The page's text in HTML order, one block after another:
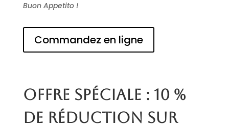
Buon Appetito !
Commandez en ligne
Offre spéciale : 10 %
de réduction sur